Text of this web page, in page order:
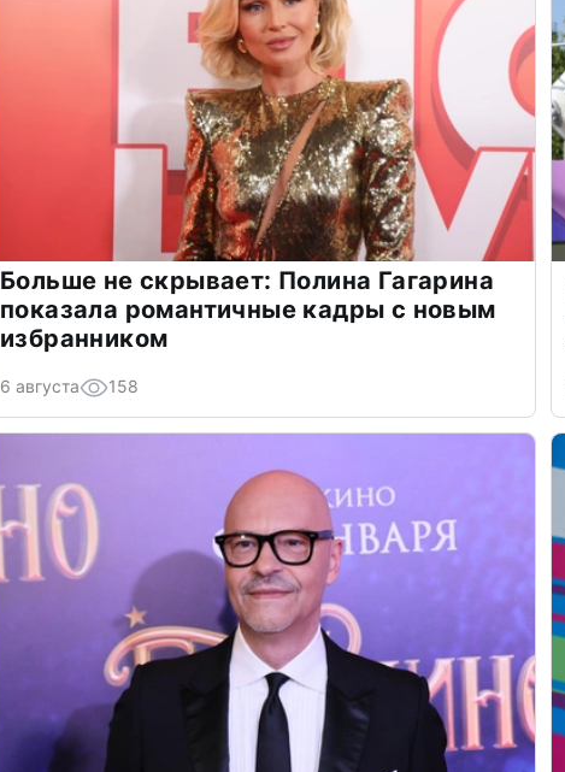
Больше не скрывает: Полина Гагарина
показала романтичные кадры с новым
избранником
6 августа 158